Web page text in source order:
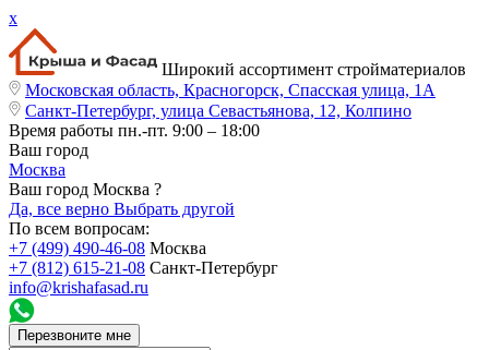
x
Широкий ассортимент стройматериалов
Московская область, Красногорск, Спасская улица, 1А
Санкт-Петербург, улица Севастьянова, 12, Колпино
Время работы пн.-пт. 9:00 – 18:00
Ваш город
Москва
Ваш город Москва ?
Да, все верно Выбрать другой
По всем вопросам:
+7 (499) 490-46-08 Москва
+7 (812) 615-21-08 Санкт-Петербург
info@krishafasad.ru
Перезвоните мне